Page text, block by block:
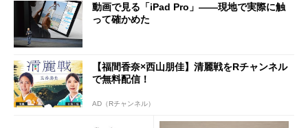
動画で見る「iPad Pro」――現地で実際に触
って確かめた
【福間香奈×西山朋佳】清麗戦をRチャンネル
で無料配信！
AD（Rチャンネル）